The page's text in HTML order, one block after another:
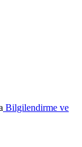
Bilgilendirme ve